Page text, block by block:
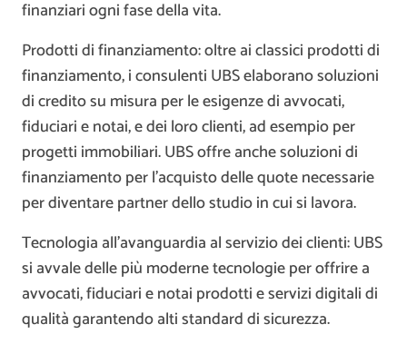
finanziari ogni fase della vita.
Prodotti di finanziamento: oltre ai classici prodotti di
finanziamento, i consulenti UBS elaborano soluzioni
di credito su misura per le esigenze di avvocati,
fiduciari e notai, e dei loro clienti, ad esempio per
progetti immobiliari. UBS offre anche soluzioni di
finanziamento per l’acquisto delle quote necessarie
per diventare partner dello studio in cui si lavora.
Tecnologia all’avanguardia al servizio dei clienti: UBS
si avvale delle più moderne tecnologie per offrire a
avvocati, fiduciari e notai prodotti e servizi digitali di
qualità garantendo alti standard di sicurezza.